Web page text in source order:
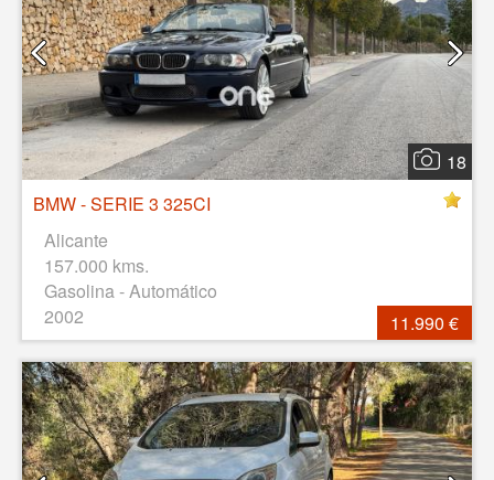
18
BMW - SERIE 3 325CI
Alicante
157.000 kms.
Gasolina - Automático
2002
11.990 €